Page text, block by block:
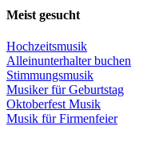
Meist gesucht
Hochzeitsmusik
Alleinunterhalter buchen
Stimmungsmusik
Musiker für Geburtstag
Oktoberfest Musik
Musik für Firmenfeier